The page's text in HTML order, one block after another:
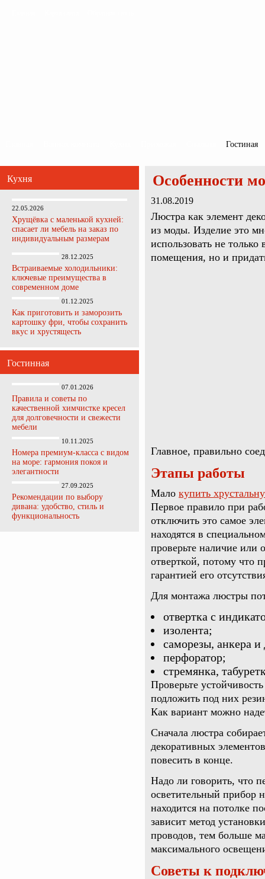
Гостиная
Кухня
22.05.2026
Хрущёвка с маленькой кухней:
спасает ли мебель на заказ по
индивидуальным размерам
28.12.2025
Встраиваемые холодильники:
ключевые преимущества в
современном доме
01.12.2025
Как приготовить и заморозить
картошку фри, чтобы сохранить
вкус и хрустящесть
Гостинная
07.01.2026
Правила и советы по
качественной химчистке кресел
для долговечности и свежести
мебели
10.11.2025
Номера премиум-класса с видом
на море: гармония покоя и
элегантности
27.09.2025
Рекомендации по выбору
дивана: удобство, стиль и
функциональность
Особенности
31.08.2019
Люстра как элемент
из моды. Изделие это
использовать не
помещения, но и
Главное, правильно
Этапы работы
Мало купить
Первое правило при
отключить это самое
находятся в
проверьте наличие или
отверткой, потому что
гарантией его
Для монтажа люстры
отвертка с
изолента;
саморезы, анкера
перфоратор;
стремянка,
Проверьте
подложить под них
Как вариант можно
Сначала люстра
декоративных
повесить в конце.
Надо ли говорить, что
осветительный прибор
находится на потолке
зависит метод
проводов, тем больше
максимального
Советы к